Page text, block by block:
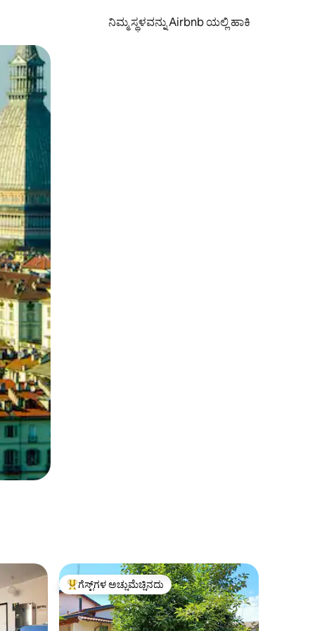
ನಿಮ್ಮ ಸ್ಥಳವನ್ನು Airbnb ಯಲ್ಲಿ ಹಾಕಿ
ಗೆಸ್ಟ್‌ಗಳಿಗೆ ಅತಿ ಹೆಚ್ಚು ಅಚ್ಚುಮೆಚ್ಚಿನದು
ಗೆಸ್ಟ್‌ಗಳ ಅಚ್ಚುಮೆಚ್ಚಿನದು